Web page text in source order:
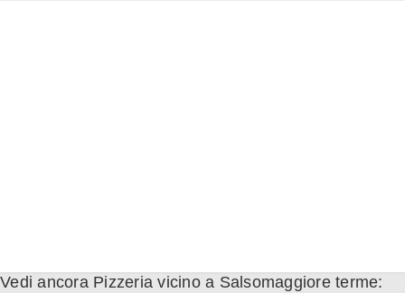
Vedi ancora Pizzeria vicino a Salsomaggiore terme: